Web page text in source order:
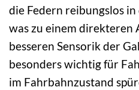
die Federn reibungslos
was zu einem direkteren
besseren Sensorik der
besonders wichtig für
im Fahrbahnzustand